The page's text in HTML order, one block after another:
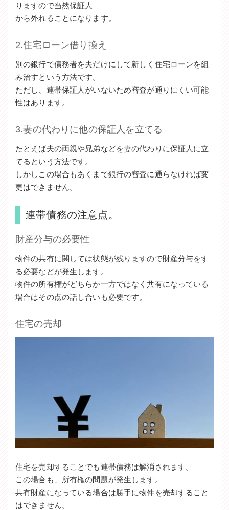
りますので当然保証人
から外れることになります。
2.住宅ローン借り換え
別の銀行で債務者を夫だけにして新しく住宅ローンを組
み治すという方法です。
ただし、連帯保証人がいないため審査が通りにくい可能
性はあります。
3.妻の代わりに他の保証人を立てる
たとえば夫の両親や兄弟などを妻の代わりに保証人に立
てるという方法です。
しかしこの場合もあくまで銀行の審査に通らなければ変
更はできません。
連帯債務の注意点。
財産分与の必要性
物件の共有に関しては状態が残りますので財産分与をす
る必要などが発生します。
物件の所有権がどちらか一方ではなく共有になっている
場合はその点の話し合いも必要です。
住宅の売却
住宅を売却することでも連帯債務は解消されます。
この場合も、所有権の問題が発生します。
共有財産になっている場合は勝手に物件を売却すること
はできません。